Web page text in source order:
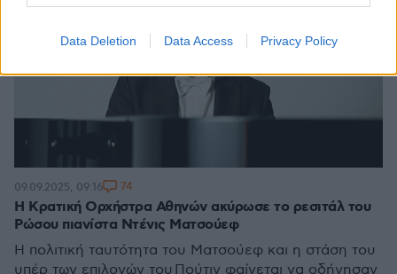
Data Deletion Data Access Privacy Policy
Η Κρατική Ορχήστρα Αθηνών ακύρωσε το ρεσιτάλ του
Ρώσου πιανίστα Ντένις Ματσούεφ
Η πολιτική ταυτότητα του Ματσούεφ και η στάση του
υπέρ των επιλογών του Πούτιν φαίνεται να οδήγησαν
09.09.2025, 09:16 74